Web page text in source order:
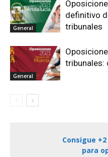
General
definitivo
tribunales
General
tribunales:
Consigue +2
para